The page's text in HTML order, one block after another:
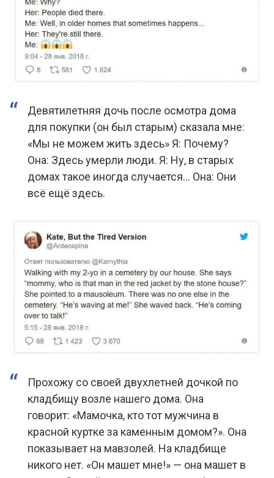
Девятилетняя дочь после осмотра дома
для покупки (он был старым) сказала мне:
«Мы не можем жить здесь» Я: Почему?
Она: Здесь умерли люди. Я: Ну, в старых
домах такое иногда случается… Она: Они
всё ещё здесь.
Прохожу со своей двухлетней дочкой по
кладбищу возле нашего дома. Она
говорит: «Мамочка, кто тот мужчина в
красной куртке за каменным домом?». Она
показывает на мавзолей. На кладбище
никого нет. «Он машет мне!» — она машет в